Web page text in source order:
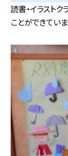
読書・イラストク
ことができていま